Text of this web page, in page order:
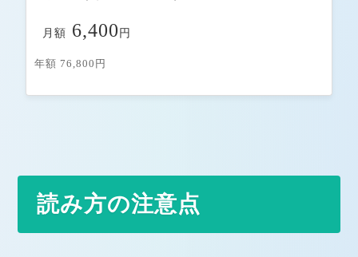
月額 6,400 円
年額 76,800円
読み方の注意点